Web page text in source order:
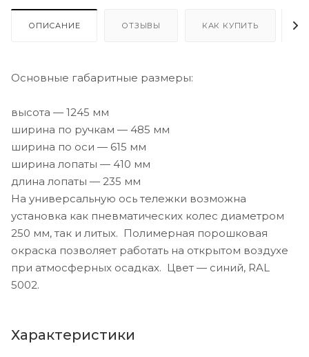
ОПИСАНИЕ ОТЗЫВЫ КАК КУПИТЬ
Основные габаритные размеры:
высота — 1245 мм
ширина по ручкам — 485 мм
ширина по оси — 615 мм
ширина лопаты — 410 мм
длина лопаты — 235 мм
На универсальную ось тележки возможна
установка как пневматических колес диаметром
250 мм, так и литых. Полимерная порошковая
окраска позволяет работать на открытом воздухе
при атмосферных осадках. Цвет — синий, RAL
5002.
Характеристики